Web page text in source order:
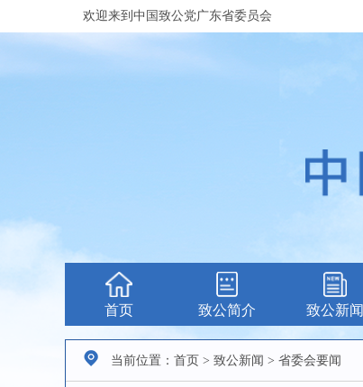
欢迎来到中国致公党广东省委员会
首页 致公简介 致公新闻
当前位置：首页 > 致公新闻 > 省委会要闻